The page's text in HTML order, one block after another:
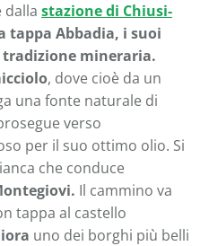
dalla stazione di Chiusi-
tappa Abbadia, i suoi
mineraria.
, dove cioè da un
una fonte naturale di
verso
per il suo ottimo olio. Si
che conduce
Il cammino va
tappa al castello
uno dei borghi più belli